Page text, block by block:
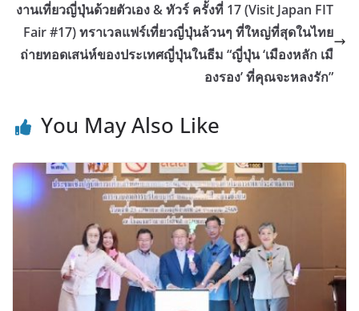
งานเที่ยวญี่ปุ่นด้วยตัวเอง & ทัวร์ ครั้งที่ 17 (Visit Japan FIT
Fair #17) ทราเวลแฟร์เที่ยวญี่ปุ่นล้วนๆ ที่ใหญ่ที่สุดในไทย
ถ่ายทอดเสน่ห์ของประเทศญี่ปุ่นในธีม “ญี่ปุ่น ‘เมืองหลัก เมื
องรอง’ ที่คุณจะหลงรัก”
You May Also Like